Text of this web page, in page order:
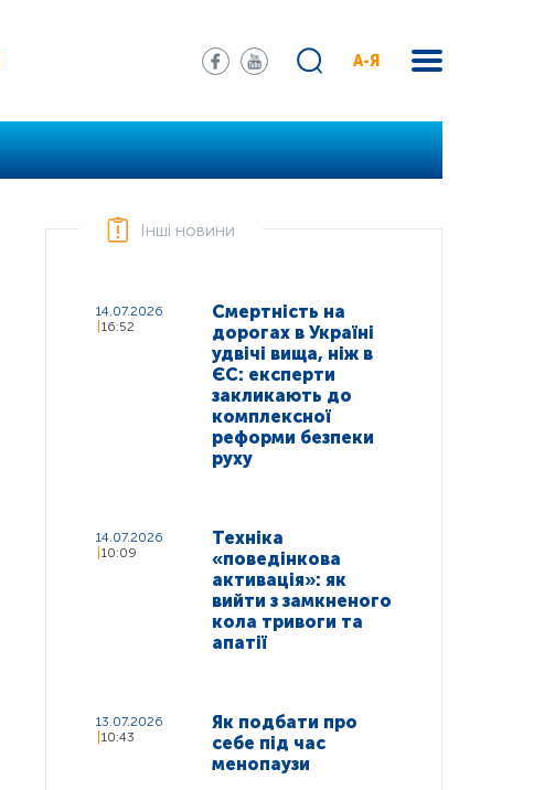
А-Я
Інші новини
14.07.2026
16:52
Смертність на
дорогах в Україні
удвічі вища, ніж в
ЄС: експерти
закликають до
комплексної
реформи безпеки
руху
14.07.2026
10:09
Техніка
«поведінкова
активація»: як
вийти з замкненого
кола тривоги та
апатії
13.07.2026
10:43
Як подбати про
себе під час
менопаузи